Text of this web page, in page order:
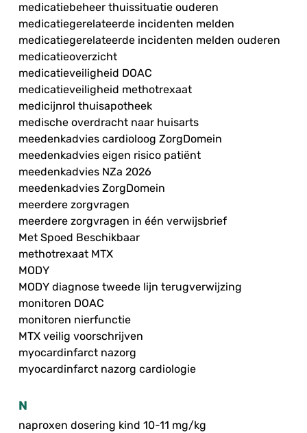
medicatiebeheer thuissituatie ouderen
medicatiegerelateerde incidenten melden
medicatiegerelateerde incidenten melden ouderen
medicatieoverzicht
medicatieveiligheid DOAC
medicatieveiligheid methotrexaat
medicijnrol thuisapotheek
medische overdracht naar huisarts
meedenkadvies cardioloog ZorgDomein
meedenkadvies eigen risico patiënt
meedenkadvies NZa 2026
meedenkadvies ZorgDomein
meerdere zorgvragen
meerdere zorgvragen in één verwijsbrief
Met Spoed Beschikbaar
methotrexaat MTX
MODY
MODY diagnose tweede lijn terugverwijzing
monitoren DOAC
monitoren nierfunctie
MTX veilig voorschrijven
myocardinfarct nazorg
myocardinfarct nazorg cardiologie
N
naproxen dosering kind 10-11 mg/kg